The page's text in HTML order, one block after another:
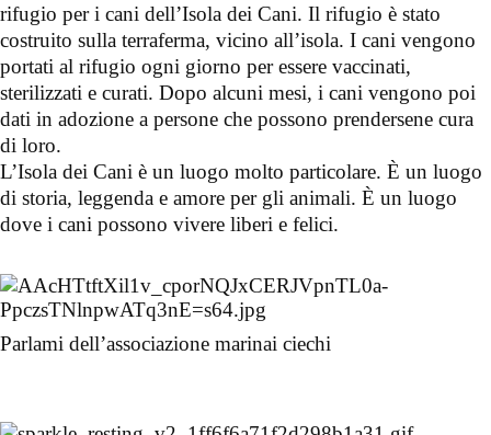
rifugio per i cani dell’Isola dei Cani. Il rifugio è stato
costruito sulla terraferma, vicino all’isola. I cani vengono
portati al rifugio ogni giorno per essere vaccinati,
sterilizzati e curati. Dopo alcuni mesi, i cani vengono poi
dati in adozione a persone che possono prendersene cura
di loro.
L’Isola dei Cani è un luogo molto particolare. È un luogo
di storia, leggenda e amore per gli animali. È un luogo
dove i cani possono vivere liberi e felici.
Parlami dell’associazione marinai ciechi